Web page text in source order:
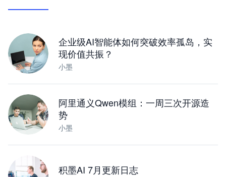
企业级AI智能体如何突破效率孤岛，实
现价值共振？
小墨
阿里通义Qwen模组：一周三次开源造
势
小墨
积墨AI 7月更新日志